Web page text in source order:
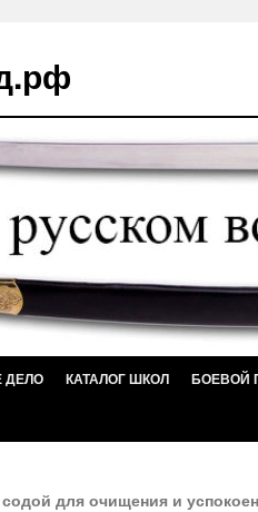
ДЕЛО КАТАЛОГ ШКОЛ БОЕВОЙ
для очищения и